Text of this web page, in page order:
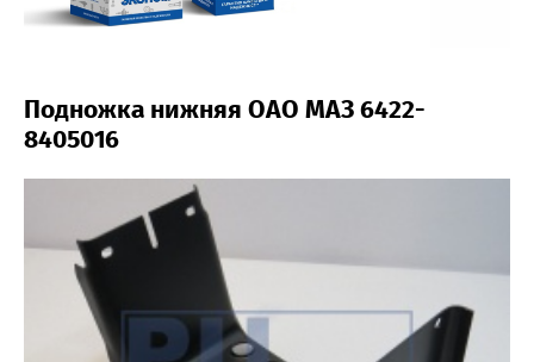
Подножка нижняя ОАО МАЗ 6422-
8405016